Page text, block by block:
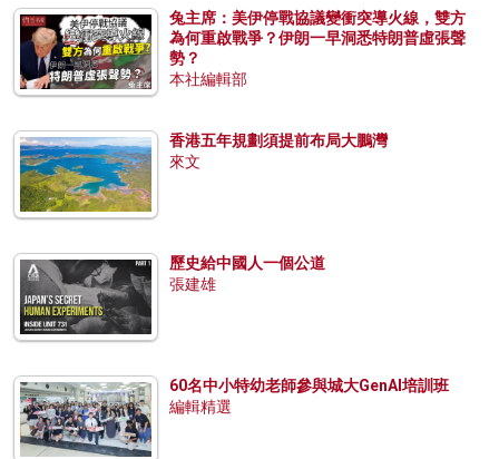
兔主席：美伊停戰協議變衝突導火線，雙方
為何重啟戰爭？伊朗一早洞悉特朗普虛張聲
勢？
本社編輯部
香港五年規劃須提前布局大鵬灣
來文
歷史給中國人一個公道
張建雄
60名中小特幼老師參與城大GenAI培訓班
編輯精選